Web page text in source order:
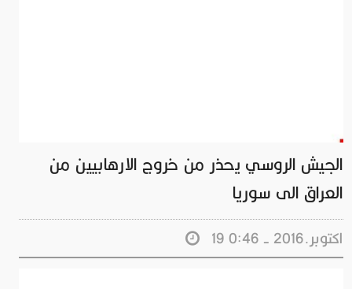
الجيش الروسي يحذر من خروج الارهابيين من
العراق الى سوريا
19 اكتوبر.2016 - 0:46